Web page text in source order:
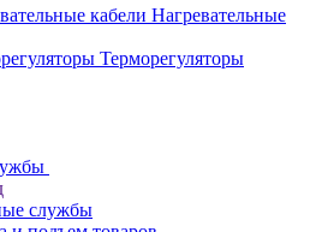
Нагревательные
Терморегуляторы
службы